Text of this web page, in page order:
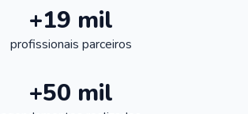
+19 mil
profissionais parceiros
+50 mil